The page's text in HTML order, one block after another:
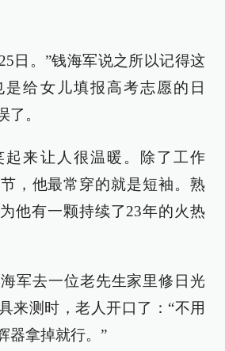
日。”钱海军说之所以记得这
给女儿填报高考志愿的日
了。
起来让人很温暖。除了工作
，他最常穿的就是短袖。熟
他有一颗持续了23年的火热
军去一位老先生家里修日光
来测时，老人开口了：“不用
器拿掉就行。”